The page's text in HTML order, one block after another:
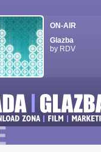
ON-AIR
Glazba
by RDV